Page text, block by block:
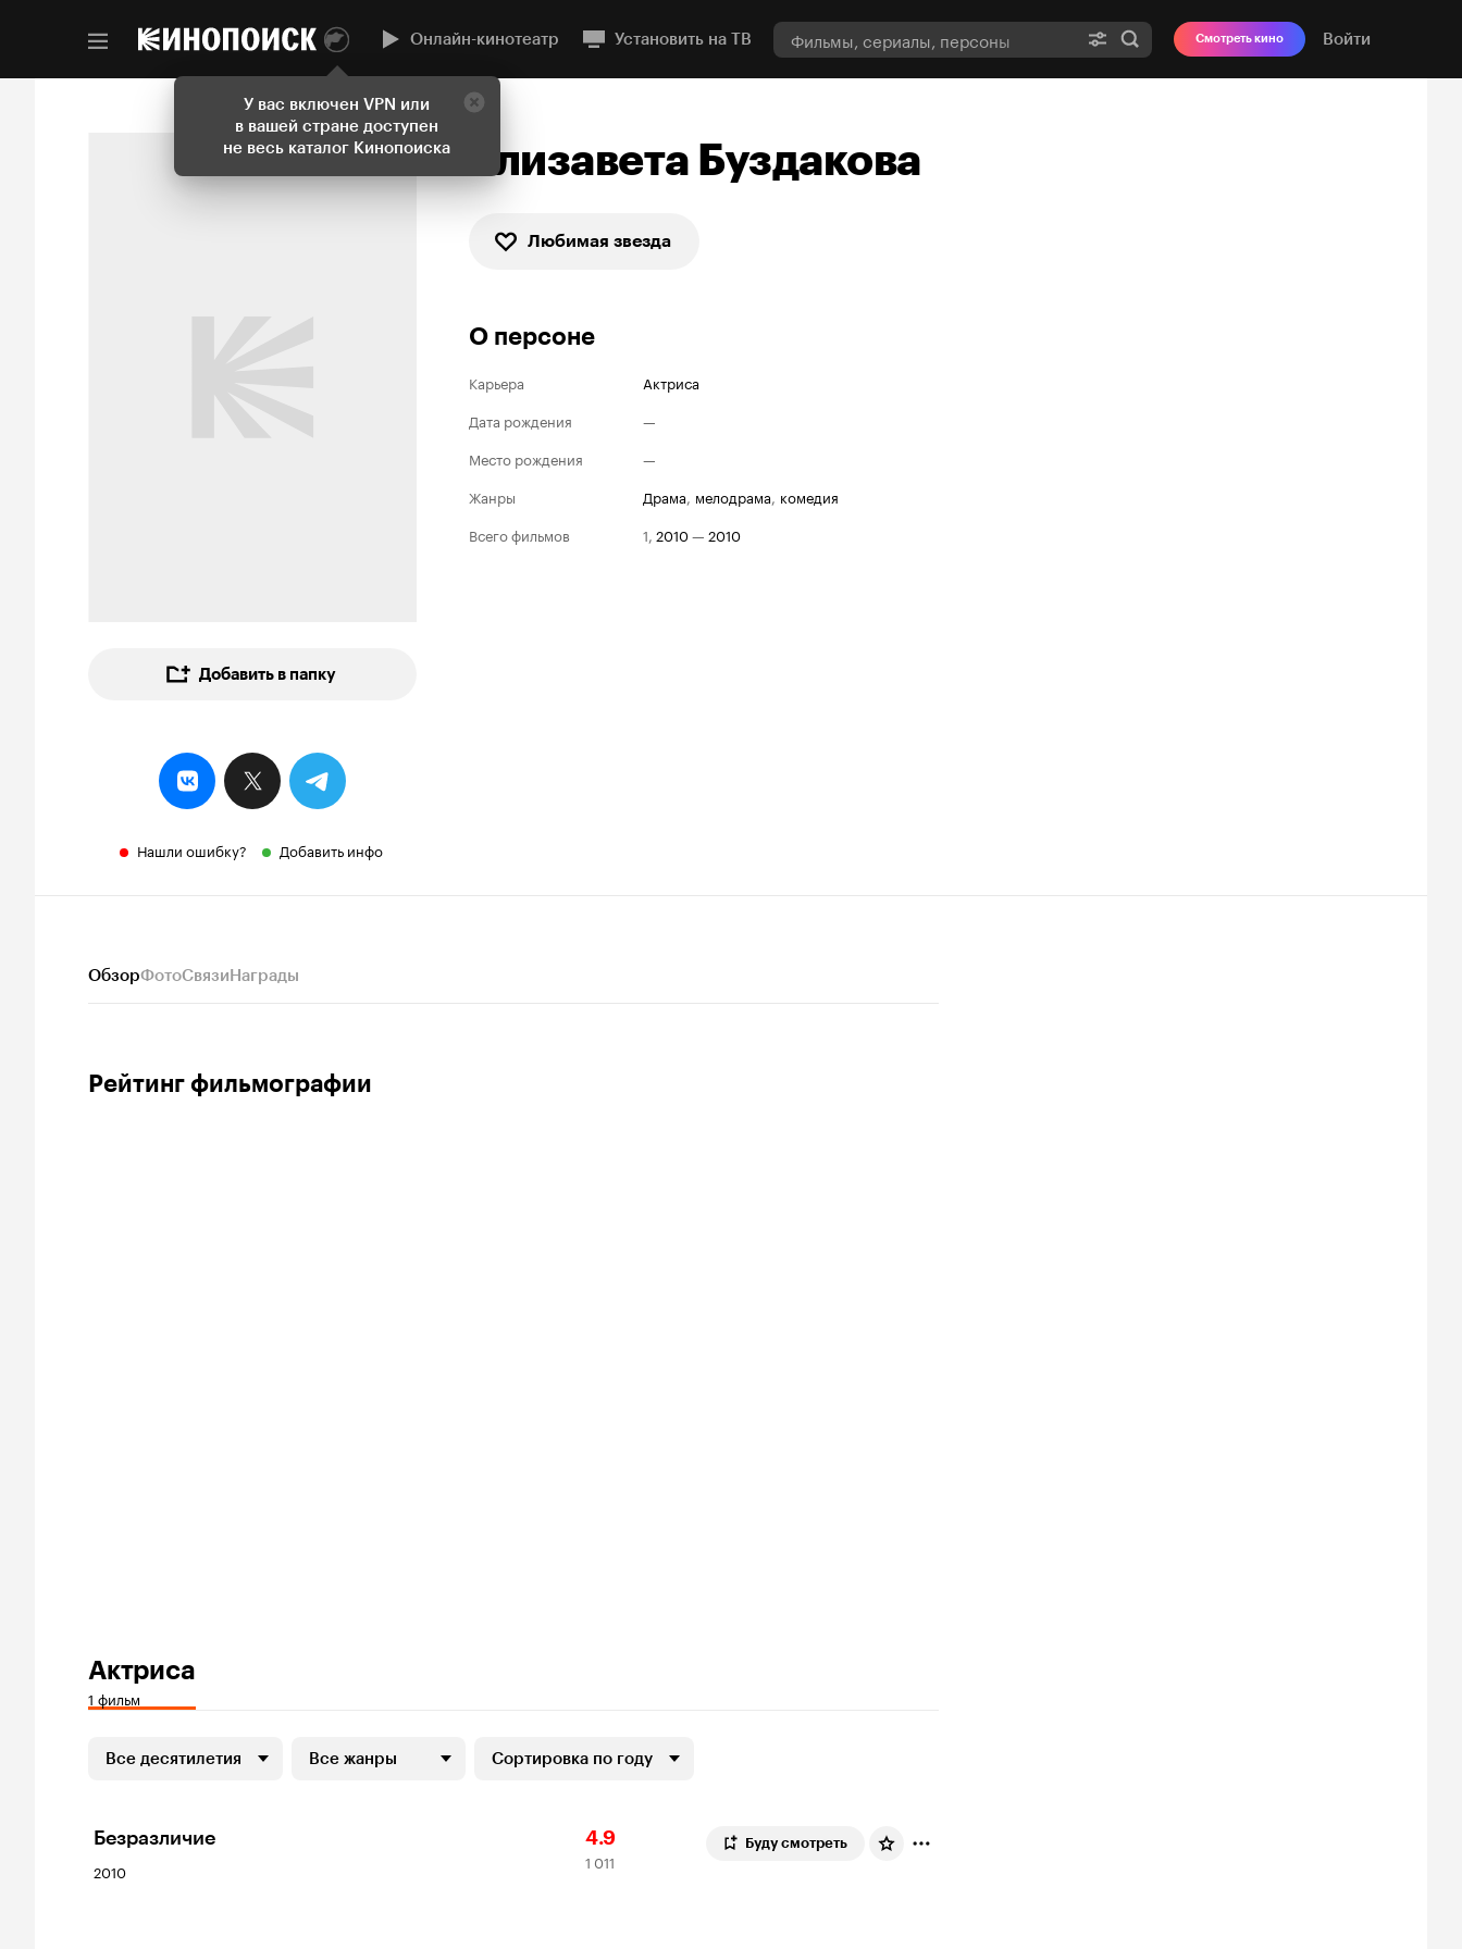
У вас включен VPN или
в вашей стране доступен
не весь каталог Кинопоиска
Онлайн-кинотеатр Установить на ТВ Смотреть кино Войти
Добавить в папку
Нашли ошибку? Добавить инфо
Елизавета Буздакова
Любимая звезда
О персоне
Карьера
Актриса
Дата рождения
—
Место рождения
—
Жанры
драма, мелодрама, комедия
Всего фильмов
1, 2010— 2010
ОбзорФотоСвязиНаграды
Рейтинг фильмографии
Актриса
1 фильм
Все десятилетия Все жанры Сортировка по году
Безразличие
2010
Рейтинг
Кинопоиска
4.9
1
011
1 011
Буду смотреть